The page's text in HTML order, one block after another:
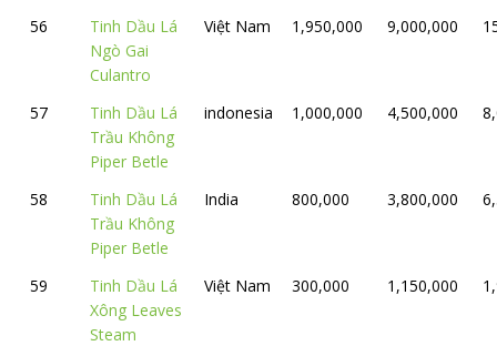
56
Tinh Dầu Lá
Ngò Gai
Culantro
Việt Nam 1,950,000 9,000,000
57
Tinh Dầu Lá
Trầu Không
Piper Betle
indonesia 1,000,000 4,500,000
58
Tinh Dầu Lá
Trầu Không
Piper Betle
India 800,000 3,800,000
59
Tinh Dầu Lá
Xông Leaves
Steam
Việt Nam 300,000 1,150,000